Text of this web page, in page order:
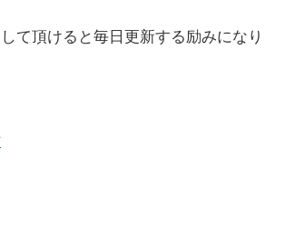
て頂けると毎日更新する励みになり